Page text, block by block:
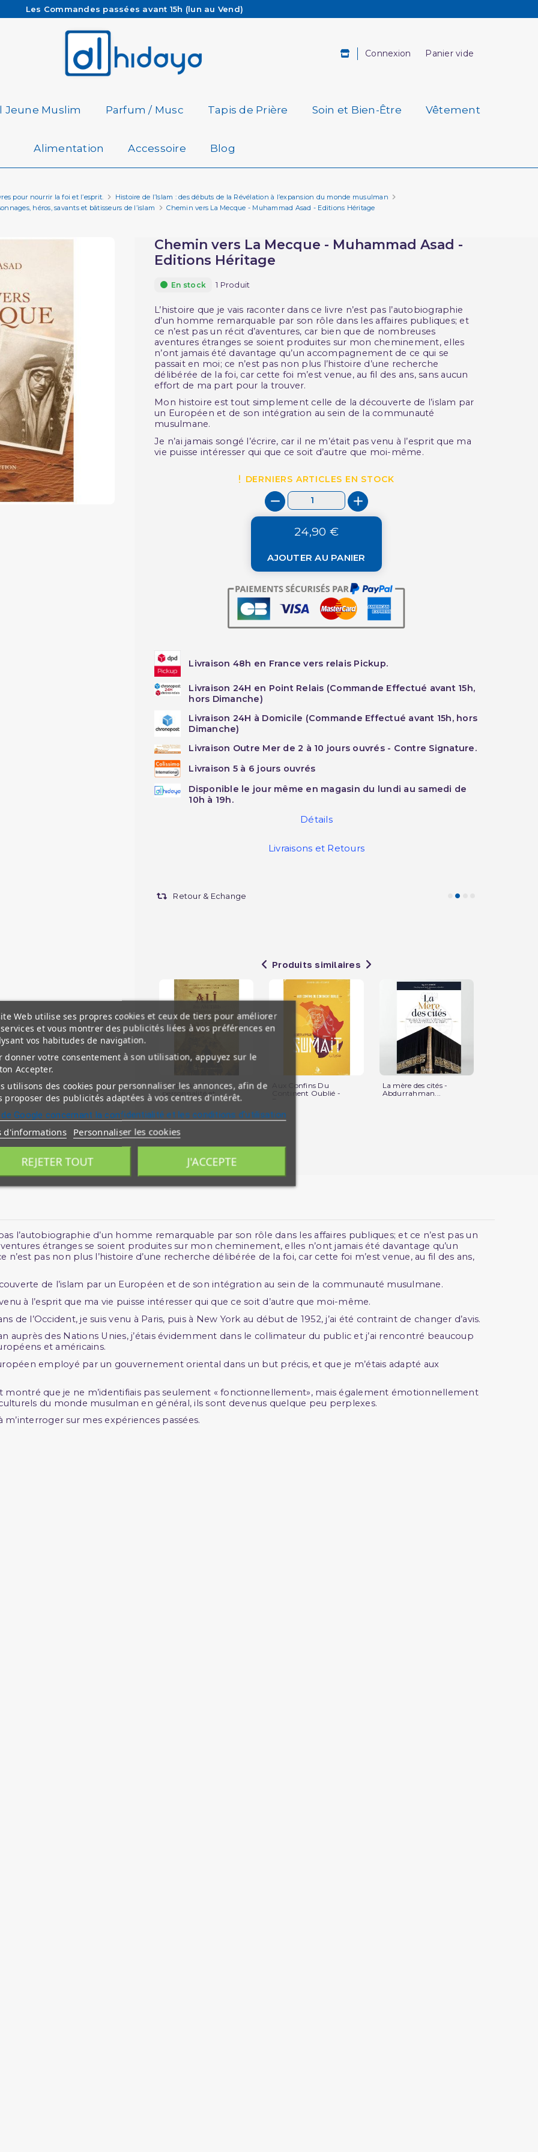
Les Commandes passées avant 15h (lun au Vend)
Besoin d'aide ? Retrouvez notre FAQ
Livraison offerte à partir de 65€ d'achat*
Connexion Panier vide
Jeune Muslim Parfum / Musc Tapis de Prière Soin et Bien-Être Vêtement
Alimentation Accessoire Blog
pour nourrir la foi et l’esprit.
Histoire de l’Islam : des débuts de la Révélation à l’expansion du monde musulman
héros, savants et bâtisseurs de l’islam
Chemin vers La Mecque - Muhammad Asad - Editions Héritage
Chemin vers La Mecque - Muhammad Asad -
Editions Héritage
En stock 1 Produit
L’histoire que je vais raconter dans ce livre n’est pas l’autobiographie
d’un homme remarquable par son rôle dans les affaires publiques; et
ce n’est pas un récit d’aventures, car bien que de nombreuses
aventures étranges se soient produites sur mon cheminement, elles
n’ont jamais été davantage qu’un accompagnement de ce qui se
passait en moi; ce n’est pas non plus l’histoire d’une recherche
délibérée de la foi, car cette foi m’est venue, au fil des ans, sans aucun
effort de ma part pour la trouver.
Mon histoire est tout simplement celle de la découverte de l’islam par
un Européen et de son intégration au sein de la communauté
musulmane.
Je n’ai jamais songé l’écrire, car il ne m’était pas venu à l’esprit que ma
vie puisse intéresser qui que ce soit d’autre que moi-même.
DERNIERS ARTICLES EN STOCK
24,90 €
AJOUTER AU PANIER
Livraison 48h en France vers relais Pickup.
Livraison 24H en Point Relais (Commande Effectué avant 15h,
hors Dimanche)
Livraison 24H à Domicile (Commande Effectué avant 15h, hors
Dimanche)
Livraison Outre Mer de 2 à 10 jours ouvrés - Contre Signature.
Livraison 5 à 6 jours ouvrés
Disponible le jour même en magasin du lundi au samedi de
10h à 19h.
Détails
Livraisons et Retours
Retour & Echange
Produits similaires
Ali Ibn Abi Talib, sa
personnalité et...
Aux Confins Du
Continent Oublié -
La mère des cités -
Abdurrahman...
l’autobiographie d’un homme remarquable par son rôle dans les affaires publiques; et ce n’est pas un
étranges se soient produites sur mon cheminement, elles n’ont jamais été davantage qu’un
pas non plus l’histoire d’une recherche délibérée de la foi, car cette foi m’est venue, au fil des ans,
de l’islam par un Européen et de son intégration au sein de la communauté musulmane.
à l’esprit que ma vie puisse intéresser qui que ce soit d’autre que moi-même.
de l’Occident, je suis venu à Paris, puis à New York au début de 1952, j’ai été contraint de changer d’avis.
des Nations Unies, j’étais évidemment dans le collimateur du public et j’ai rencontré beaucoup
et américains.
employé par un gouvernement oriental dans un but précis, et que je m’étais adapté aux
montré que je ne m’identifiais pas seulement « fonctionnellement», mais également émotionnellement
du monde musulman en général, ils sont devenus quelque peu perplexes.
sur mes expériences passées.
Web utilise ses propres cookies et ceux de tiers pour améliorer
et vous montrer des publicités liées à vos préférences en
vos habitudes de navigation.
donner votre consentement à son utilisation, appuyez sur le
Accepter.
utilisons des cookies pour personnaliser les annonces, afin de
proposer des publicités adaptées à vos centres d'intérêt.
Google concernant la confidentialité et les conditions d'utilisation
d'informations Personnaliser les cookies
REJETER TOUT J'ACCEPTE